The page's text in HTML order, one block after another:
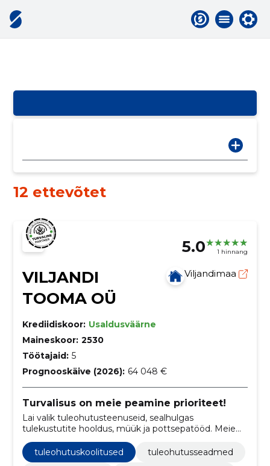
12 ettevõtet
5.0 1 hinnang
VILJANDI
TOOMA OÜ
Viljandimaa
Krediidiskoor: Usaldusväärne
Maineskoor: 2530
Töötajaid: 5
Prognooskäive (2026): 64 048 €
Turvalisus on meie peamine prioriteet!
Lai valik tuleohutusteenuseid, sealhulgas
tulekustutite hooldus, müük ja pottsepatööd. Meie
eesmärk on tagada klientide turvalisus ning aidata
Teil täita ohutusnõudeid.
tuleohutuskoolitused
tuleohutusseadmed